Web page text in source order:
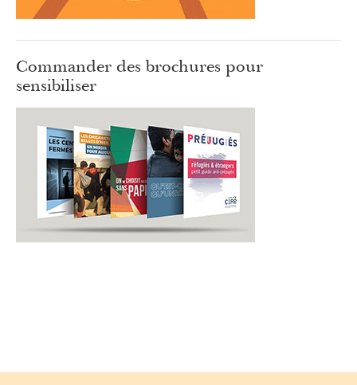
Commander des brochures pour
sensibiliser